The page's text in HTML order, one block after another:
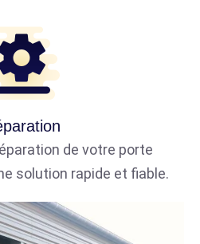
de votre porte
solution rapide et fiable.